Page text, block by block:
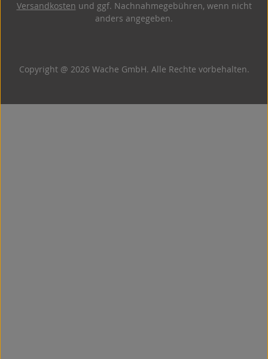
Copyright @ 2026 Wache GmbH. Alle Rechte vorbehalten.
Versandkosten und ggf. Nachnahmegebühren, wenn nicht
anders angegeben.